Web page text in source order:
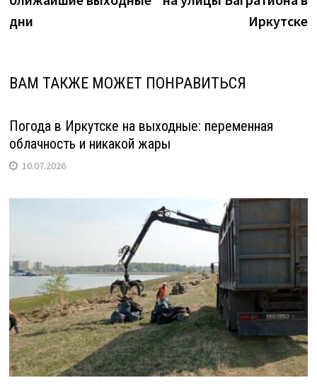
дни
Иркутске
ВАМ ТАКЖЕ МОЖЕТ ПОНРАВИТЬСЯ
Погода в Иркутске на выходные: переменная
облачность и никакой жары
10.07.2026